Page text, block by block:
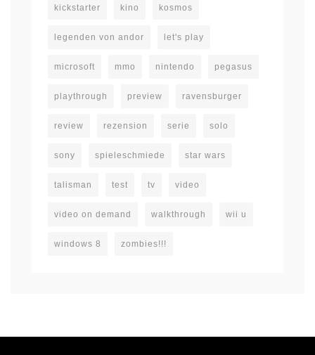
kickstarter kino kosmos
legenden von andor let's play
microsoft mmo nintendo pegasus
playthrough preview ravensburger
review rezension serie solo
sony spieleschmiede star wars
talisman test tv video
video on demand walkthrough wii u
windows 8 zombies!!!